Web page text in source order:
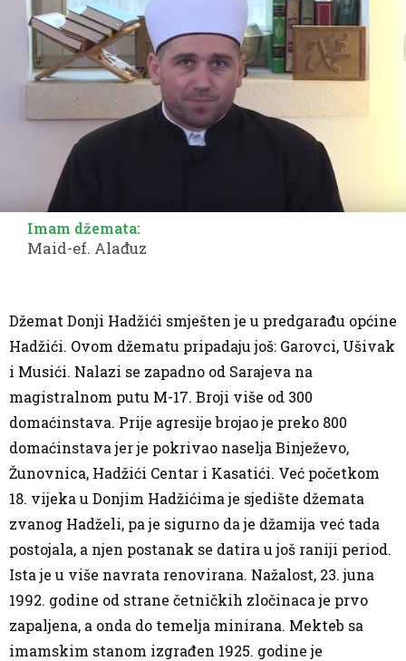
Imam džemata:
Maid-ef. Alađuz
Džemat Donji Hadžići smješten je u predgarađu općine
Hadžići. Ovom džematu pripadaju još: Garovci, Ušivak
i Musići. Nalazi se zapadno od Sarajeva na
magistralnom putu M-17. Broji više od 300
domaćinstava. Prije agresije brojao je preko 800
domaćinstava jer je pokrivao naselja Binježevo,
Žunovnica, Hadžići Centar i Kasatići. Već početkom
18. vijeka u Donjim Hadžićima je sjedište džemata
zvanog Hadželi, pa je sigurno da je džamija već tada
postojala, a njen postanak se datira u još raniji period.
Ista je u više navrata renovirana. Nažalost, 23. juna
1992. godine od strane četničkih zločinaca je prvo
zapaljena, a onda do temelja minirana. Mekteb sa
imamskim stanom izgrađen 1925. godine je